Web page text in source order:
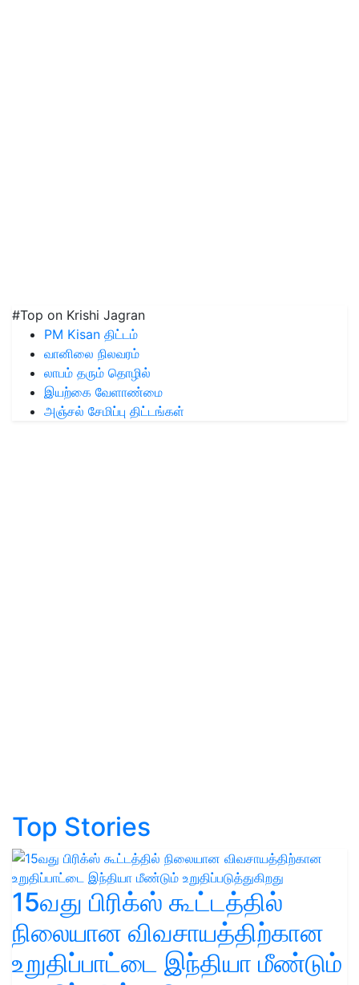
#Top on Krishi Jagran
PM Kisan திட்டம்
வானிலை நிலவரம்
லாபம் தரும் தொழில்
இயற்கை வேளாண்மை
அஞ்சல் சேமிப்பு திட்டங்கள்
Top Stories
15வது பிரிக்ஸ் கூட்டத்தில்
நிலையான விவசாயத்திற்கான
உறுதிப்பாட்டை இந்தியா மீண்டும்